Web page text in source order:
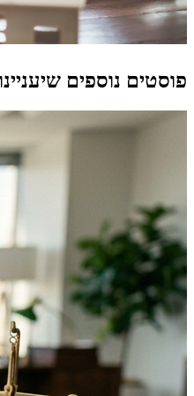
פוסטים נוספים